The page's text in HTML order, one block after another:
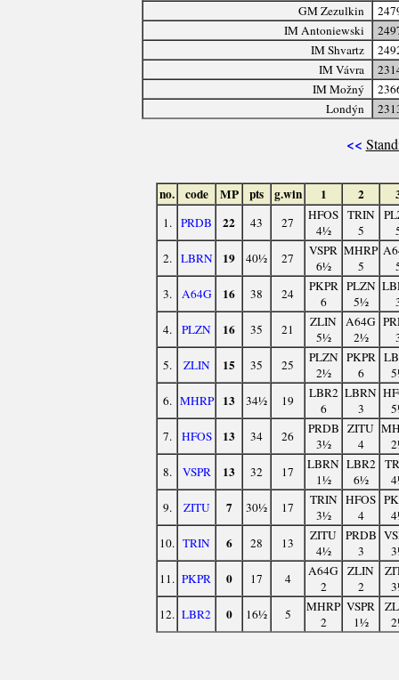
GM Zezulkin
IM Antoniewski
IM Shvartz
IM Vávra
IM Možný
Londýn
<<
no. code MP pts g.win 1 2
1. PRDB 22 43 27
HFOS
4½
TRIN
5
2. LBRN 19 40½ 27
VSPR
6½
MHRP
5
3.
A64G 16 38 24
PKPR
6
PLZN
5½
4.
PLZN 16 35 21
ZLIN
5½
A64G
2½
5.
ZLIN 15 35 25
PLZN
2½
PKPR
6
6. MHRP 13 34½ 19
LBR2
6
LBRN
3
7.
HFOS 13 34 26
PRDB
3½
ZITU
4
8.
VSPR 13 32 17
LBRN
1½
LBR2
6½
9.
ZITU 7 30½ 17
TRIN
3½
HFOS
4
10. TRIN 6 28 13
ZITU
4½
PRDB
3
11. PKPR 0 17 4
A64G
2
ZLIN
2
12. LBR2 0 16½ 5
MHRP
2
VSPR
1½